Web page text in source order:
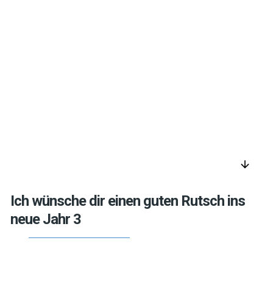
arrow_downward
Ich wünsche dir einen guten Rutsch ins
neue Jahr 3